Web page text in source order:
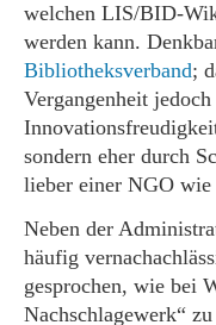
welchen LIS/BID-
werden kann.
Bibliotheksverband;
Vergangenheit
sondern eher durch
lieber einer NGO wie
Neben der
häufig
gesprochen, wie bei
Nachschlagewerk“